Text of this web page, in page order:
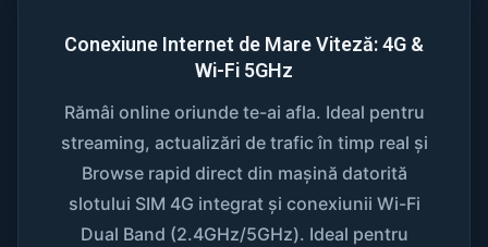
Conexiune Internet de Mare Viteză: 4G &
Wi-Fi 5GHz
Rămâi online oriunde te-ai afla. Ideal pentru
streaming, actualizări de trafic în timp real și
Browse rapid direct din mașină datorită
slotului SIM 4G integrat și conexiunii Wi-Fi
Dual Band (2.4GHz/5GHz). Ideal pentru